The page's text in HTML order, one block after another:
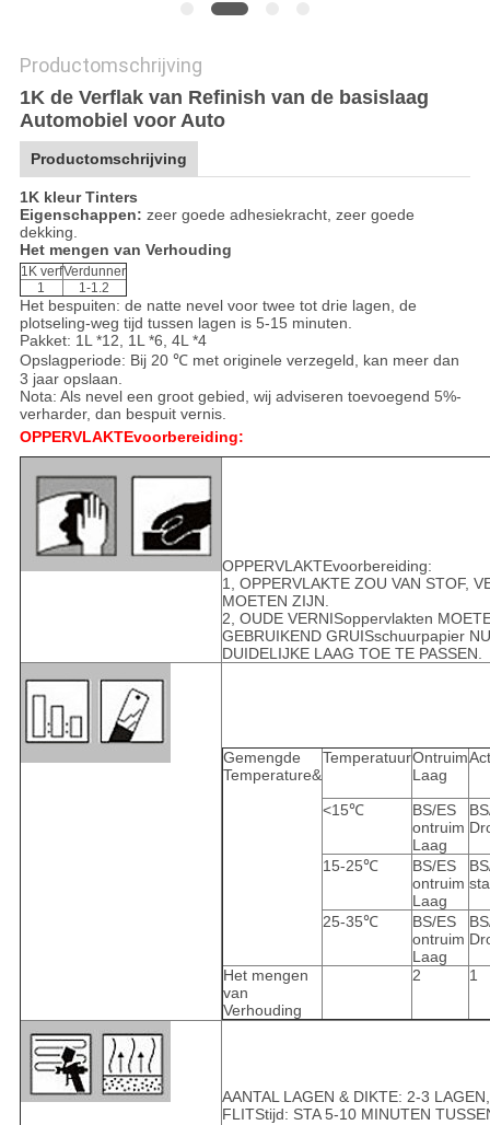
Productomschrijving
1K de Verflak van Refinish van de basislaag
Automobiel voor Auto
Productomschrijving
1K kleur Tinters
Eigenschappen: zeer goede adhesiekracht, zeer goede
dekking.
Het mengen van Verhouding
1K verfVerdunner
1
1-1.2
Het bespuiten: de natte nevel voor twee tot drie lagen, de
plotseling-weg tijd tussen lagen is 5-15 minuten.
Pakket: 1L *12, 1L *6, 4L *4
Opslagperiode: Bij 20 ℃ met originele verzegeld, kan meer dan
3 jaar opslaan.
Nota: Als nevel een groot gebied, wij adviseren toevoegend 5%-
verharder, dan bespuit vernis.
OPPERVLAKTEvoorbereiding:
OPPERVLAKTEvoorbereiding:
1, OPPERVLAKTE ZOU VAN STOF,
MOETEN ZIJN.
2, OUDE VERNISoppervlakten
GEBRUIKEND GRUISschuurpapier
DUIDELIJKE LAAG TOE TE PASSEN.
Gemengde
Temperature&
TemperatuurOntruim
Laag
<15℃
BS/ES
ontruim
Laag
15-25℃
BS/ES
ontruim
Laag
25-35℃
BS/ES
ontruim
Laag
Het mengen
van
Verhouding
2 1
AANTAL LAGEN & DIKTE: 2-3
FLITStijd: STA 5-10 MINUTEN